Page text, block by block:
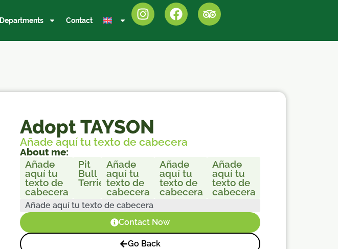
Departments Contact
Adopt TAYSON
Añade aquí tu texto de cabecera
About me:
Añade
aquí tu
texto de
cabecera
Pit
Bull
Terrier
Añade
aquí tu
texto de
cabecera
Añade
aquí tu
texto de
cabecera
Añade
aquí tu
texto de
cabecera
Añade aquí tu texto de cabecera
Contact Now
Go Back